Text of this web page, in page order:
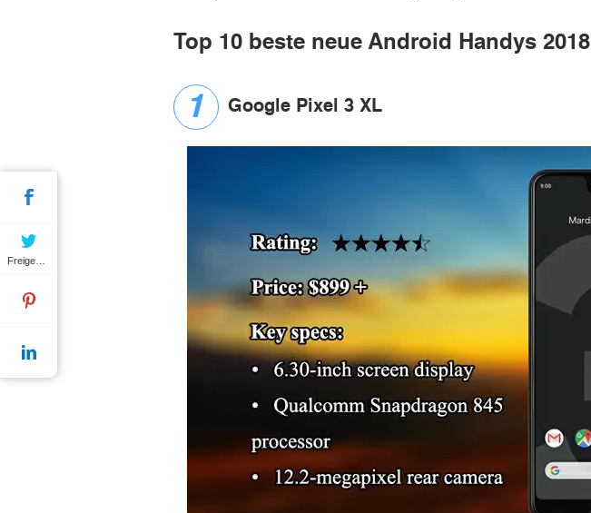
Top 10 beste neue Android Handys 2018
Google Pixel 3 XL